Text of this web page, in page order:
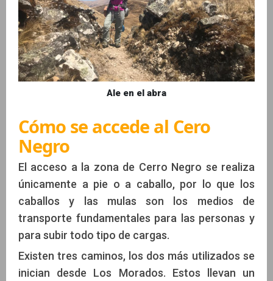
Ale en el abra
Cómo se accede al Cero
Negro
El acceso a la zona de Cerro Negro se realiza
únicamente a pie o a caballo, por lo que los
caballos y las mulas son los medios de
transporte fundamentales para las personas y
para subir todo tipo de cargas.
Existen tres caminos, los dos más utilizados se
inician desde Los Morados. Estos llevan un